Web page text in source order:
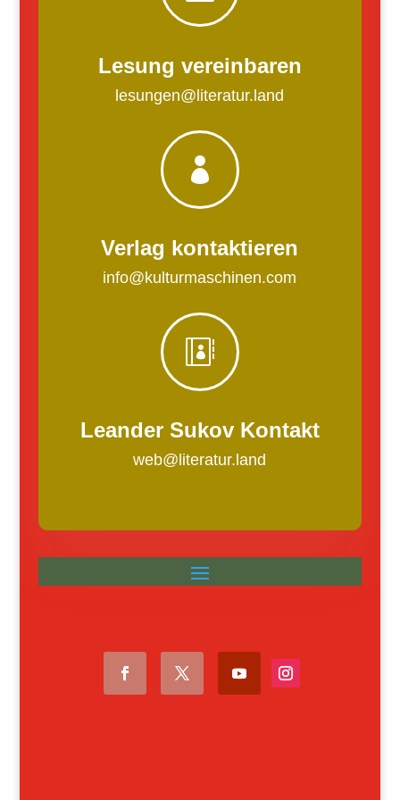
Lesung vereinbaren
lesungen@literatur.land

Verlag kontaktieren
info@kulturmaschinen.com

Leander Sukov Kontakt
web@literatur.land